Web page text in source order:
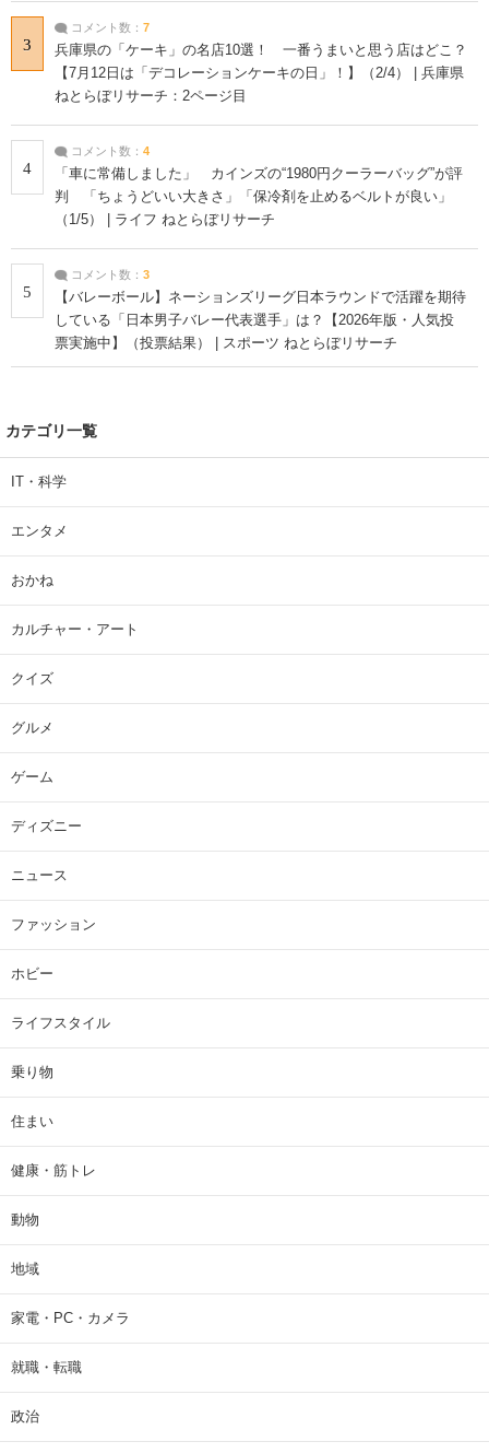
3
コメント数： 7
兵庫県の「ケーキ」の名店10選！ 一番うまいと思う店はどこ？
【7月12日は「デコレーションケーキの日」！】（2/4） | 兵庫県
ねとらぼリサーチ：2ページ目
4
コメント数： 4
「車に常備しました」 カインズの“1980円クーラーバッグ”が評
判 「ちょうどいい大きさ」「保冷剤を止めるベルトが良い」
（1/5） | ライフ ねとらぼリサーチ
5
コメント数： 3
【バレーボール】ネーションズリーグ日本ラウンドで活躍を期待
している「日本男子バレー代表選手」は？【2026年版・人気投
票実施中】（投票結果） | スポーツ ねとらぼリサーチ
カテゴリ一覧
IT・科学
エンタメ
おかね
カルチャー・アート
クイズ
グルメ
ゲーム
ディズニー
ニュース
ファッション
ホビー
ライフスタイル
乗り物
住まい
健康・筋トレ
動物
地域
家電・PC・カメラ
就職・転職
政治